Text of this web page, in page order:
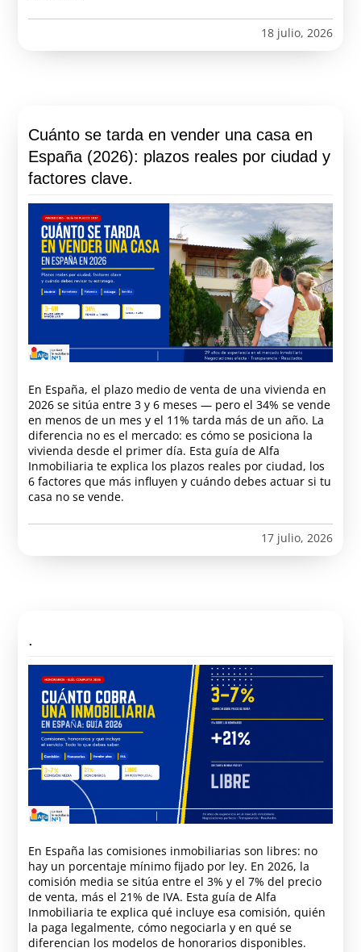
18 julio, 2026
Cuánto se tarda en vender una casa en
España (2026): plazos reales por ciudad y
factores clave.
En España, el plazo medio de venta de una vivienda en
2026 se sitúa entre 3 y 6 meses — pero el 34% se vende
en menos de un mes y el 11% tarda más de un año. La
diferencia no es el mercado: es cómo se posiciona la
vivienda desde el primer día. Esta guía de Alfa
Inmobiliaria te explica los plazos reales por ciudad, los
6 factores que más influyen y cuándo debes actuar si tu
casa no se vende.
17 julio, 2026
.
En España las comisiones inmobiliarias son libres: no
hay un porcentaje mínimo fijado por ley. En 2026, la
comisión media se sitúa entre el 3% y el 7% del precio
de venta, más el 21% de IVA. Esta guía de Alfa
Inmobiliaria te explica qué incluye esa comisión, quién
la paga legalmente, cómo negociarla y en qué se
diferencian los modelos de honorarios disponibles.